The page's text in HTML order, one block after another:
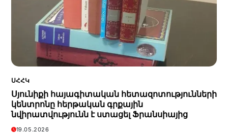
ՍՀՀԿ
Սյունիքի հայագիտական հետազոտությունների
կենտրոնը հերթական գրքային
նվիրատվությունն է ստացել Ֆրանսիայից
19.05.2026